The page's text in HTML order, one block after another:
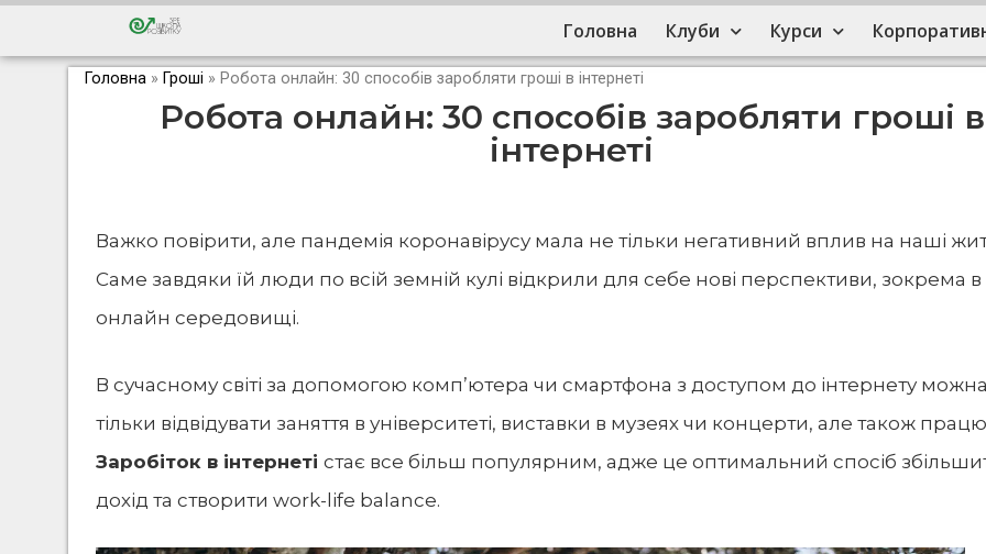
Головна Клуби Курси
Головна » Гроші » Робота онлайн: 30 способів заробляти гроші в інтернеті
Робота онлайн: 30 способів заробляти гроші в
інтернеті
Важко повірити, але пандемія коронавірусу мала не тільки негативний вплив на наші
Саме завдяки їй люди по всій земній кулі відкрили для себе нові перспективи, зокрема в
онлайн середовищі.
В сучасному світі за допомогою комп’ютера чи смартфона з доступом до інтернету
тільки відвідувати заняття в університеті, виставки в музеях чи концерти, але також
Заробіток в інтернеті стає все більш популярним, адже це оптимальний спосіб
дохід та створити work-life balance.